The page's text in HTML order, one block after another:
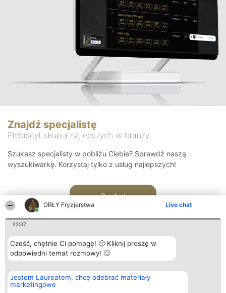
ORŁY Fryzjerstwa Live chat
22:37
Cześć, chętnie Ci pomogę! 🙂 Kliknij proszę w
odpowiedni temat rozmowy! 🙂
Jestem Laureatem, chcę odebrać materiały
marketingowe
Znajdź specjalistę
Plebiscyt skupia najlepszych w branży
Szukasz specjalisty w pobliżu Ciebie? Sprawdź naszą
wyszukiwarkę. Korzystaj tylko z usług najlepszych!
Szukaj
Organizator plebiscytu
Bright Side Solutions sp. z o.
o. sp. k.
Plebiscyt
Laureaci
Kontakt
Kontakt